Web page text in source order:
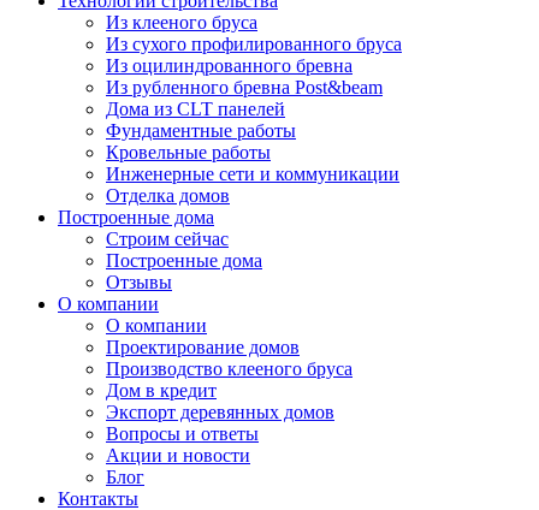
Из клееного бруса
Из сухого профилированного бруса
Из оцилиндрованного бревна
Из рубленного бревна Post&beam
Дома из CLT панелей
Фундаментные работы
Кровельные работы
Инженерные сети и коммуникации
Отделка домов
Построенные дома
Строим сейчас
Построенные дома
Отзывы
О компании
О компании
Проектирование домов
Производство клееного бруса
Дом в кредит
Экспорт деревянных домов
Вопросы и ответы
Акции и новости
Блог
Контакты